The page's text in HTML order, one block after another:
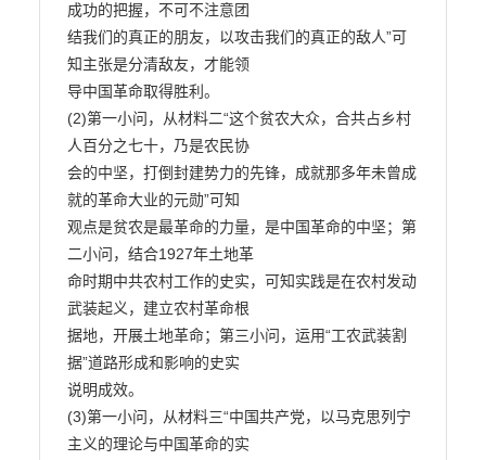
成功的把握，不可不注意团
结我们的真正的朋友，以攻击我们的真正的敌人”可
知主张是分清敌友，才能领
导中国革命取得胜利。
(2)第一小问，从材料二“这个贫农大众，合共占乡村
人百分之七十，乃是农民协
会的中坚，打倒封建势力的先锋，成就那多年未曾成
就的革命大业的元勋”可知
观点是贫农是最革命的力量，是中国革命的中坚；第
二小问，结合1927年土地革
命时期中共农村工作的史实，可知实践是在农村发动
武装起义，建立农村革命根
据地，开展土地革命；第三小问，运用“工农武装割
据”道路形成和影响的史实
说明成效。
(3)第一小问，从材料三“中国共产党，以马克思列宁
主义的理论与中国革命的实